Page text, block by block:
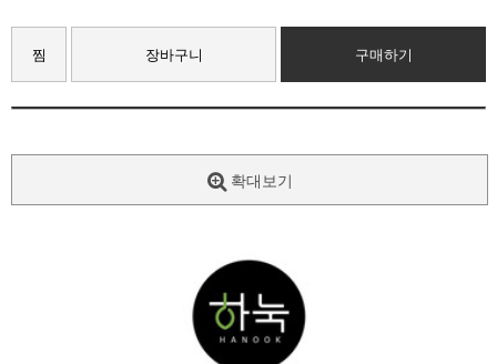
찜 장바구니 구매하기
확대보기